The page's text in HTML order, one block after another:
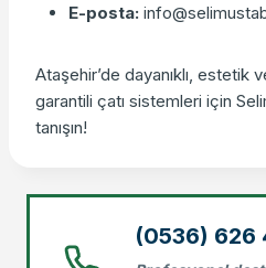
E-posta:
Ataşehir’de dayanıklı, estetik
garantili çatı sistemleri için
tanışın!
(0536) 626